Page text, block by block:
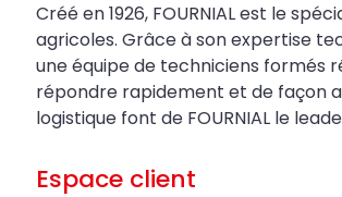
Créé en 1926, FOURNIAL est le
agricoles. Grâce à son expertise
une équipe de techniciens formés
répondre rapidement et de façon
logistique font de FOURNIAL le
Espace client